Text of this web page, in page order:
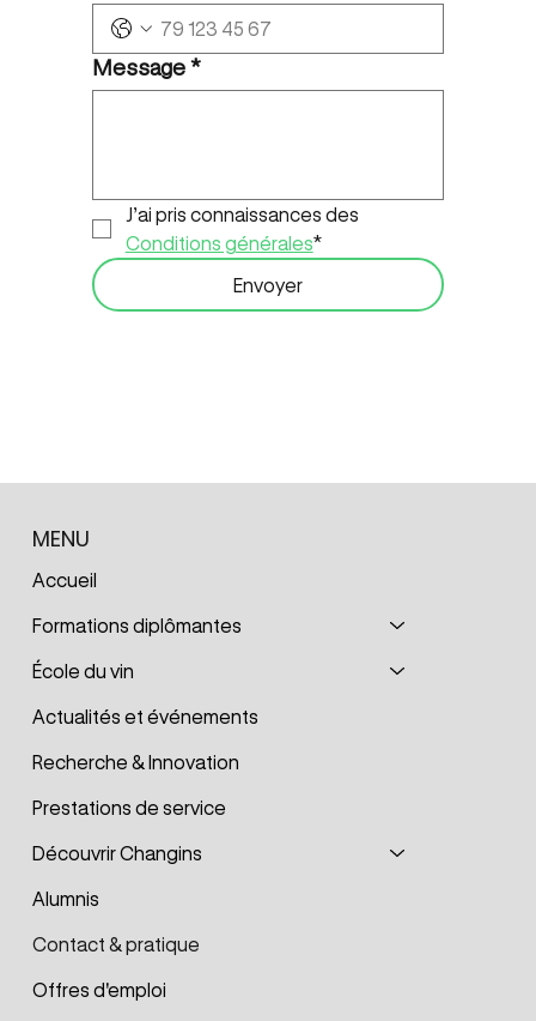
Message *
Conditions générales*
Envoyer
MENU
Accueil
Formations diplômantes
École du vin
Actualités et événements
Recherche & Innovation
Prestations de service
Découvrir Changins
Alumnis
Contact & pratique
Offres d'emploi